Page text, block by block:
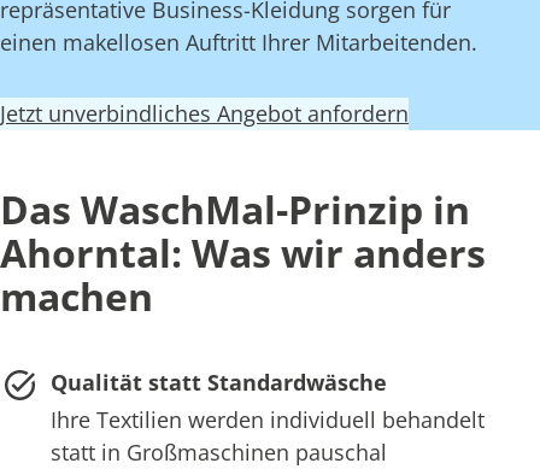
repräsentative Business-Kleidung sorgen für
einen makellosen Auftritt Ihrer Mitarbeitenden.
Jetzt unverbindliches Angebot anfordern
Das WaschMal-Prinzip in
Ahorntal: Was wir anders
machen
Qualität statt Standardwäsche
Ihre Textilien werden individuell behandelt
statt in Großmaschinen pauschal